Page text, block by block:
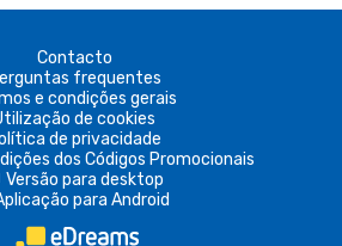
Contacto
frequentes
e condições gerais
de cookies
de privacidade
dos Códigos Promocionais
Versão para desktop
para Android